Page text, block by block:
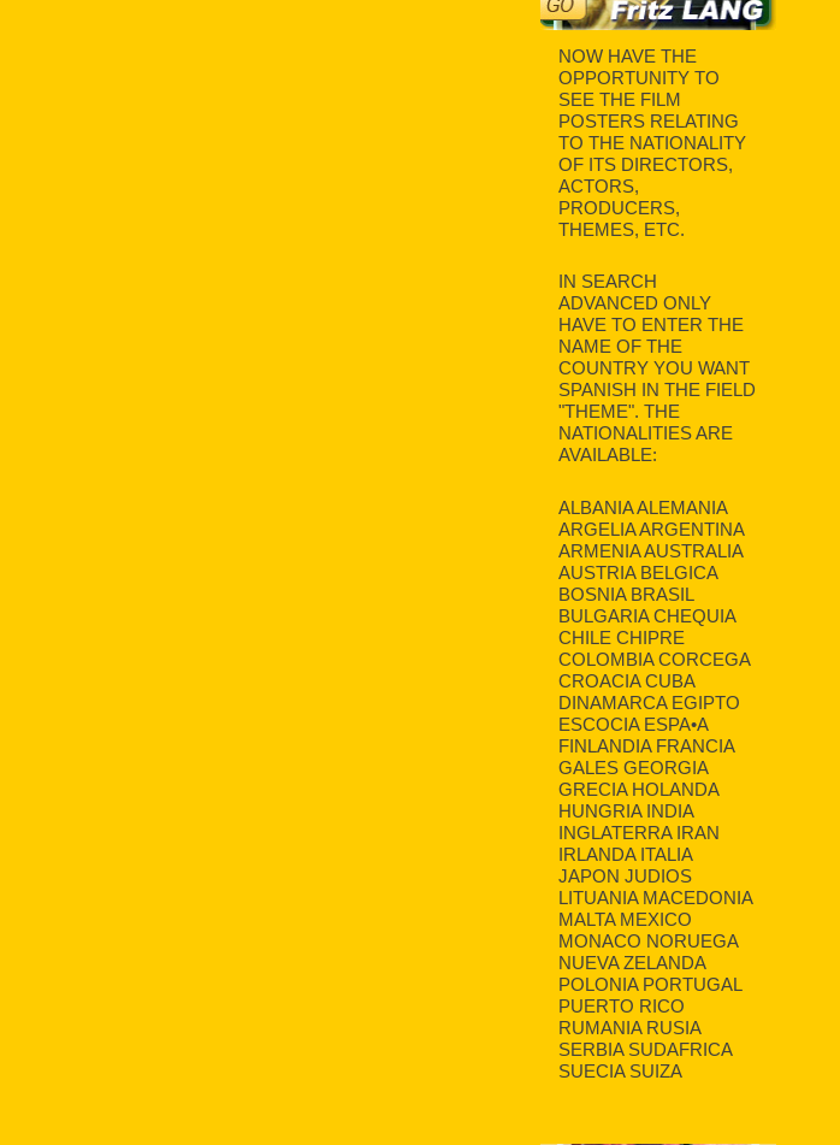
NOW HAVE THE
OPPORTUNITY TO
SEE THE FILM
POSTERS RELATING
TO THE NATIONALITY
OF ITS DIRECTORS,
ACTORS,
PRODUCERS,
THEMES, ETC.
IN SEARCH
ADVANCED ONLY
HAVE TO ENTER THE
NAME OF THE
COUNTRY YOU WANT
SPANISH IN THE FIELD
"THEME". THE
NATIONALITIES ARE
AVAILABLE:
ALBANIA ALEMANIA
ARGELIA ARGENTINA
ARMENIA AUSTRALIA
AUSTRIA BELGICA
BOSNIA BRASIL
BULGARIA CHEQUIA
CHILE CHIPRE
COLOMBIA CORCEGA
CROACIA CUBA
DINAMARCA EGIPTO
ESCOCIA ESPA•A
FINLANDIA FRANCIA
GALES GEORGIA
GRECIA HOLANDA
HUNGRIA INDIA
INGLATERRA IRAN
IRLANDA ITALIA
JAPON JUDIOS
LITUANIA MACEDONIA
MALTA MEXICO
MONACO NORUEGA
NUEVA ZELANDA
POLONIA PORTUGAL
PUERTO RICO
RUMANIA RUSIA
SERBIA SUDAFRICA
SUECIA SUIZA